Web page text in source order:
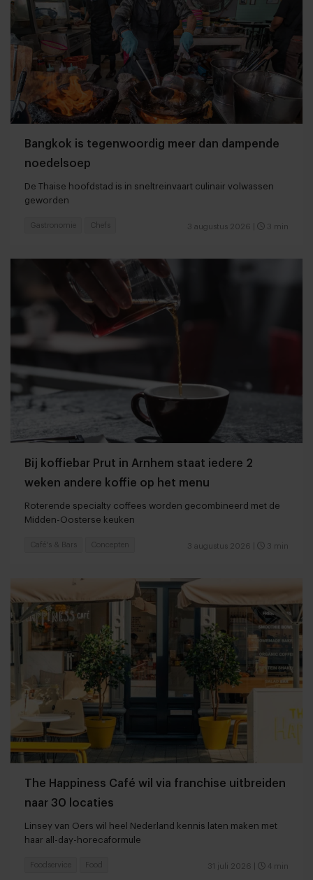
Bangkok is tegenwoordig meer dan dampende
noedelsoep
De Thaise hoofdstad is in sneltreinvaart culinair volwassen
geworden
3 augustus 2026 3 min
Gastronomie Chefs
Bij koffiebar Prut in Arnhem staat iedere 2
weken andere koffie op het menu
Roterende specialty coffees worden gecombineerd met de
Midden-Oosterse keuken
3 augustus 2026 3 min
Café's & Bars Concepten
The Happiness Café wil via franchise uitbreiden
naar 30 locaties
Linsey van Oers wil heel Nederland kennis laten maken met
haar all-day-horecaformule
31 juli 2026 4 min
Foodservice Food